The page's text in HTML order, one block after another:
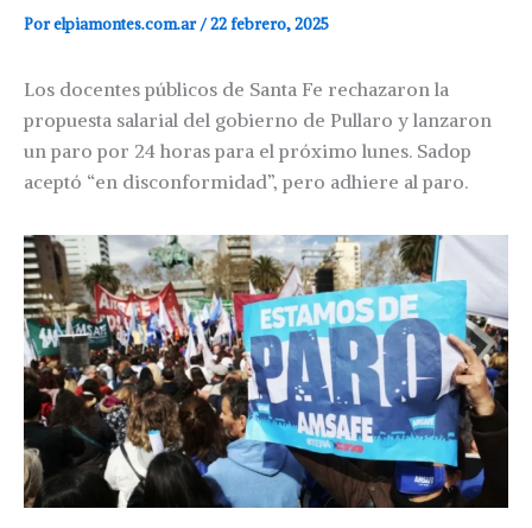
Porelpiamontes.com.ar/22 febrero, 2025
Los docentes públicos de Santa Fe rechazaron la
propuesta salarial del gobierno de Pullaro y lanzaron
un paro por 24 horas para el próximo lunes. Sadop
aceptó “en disconformidad”, pero adhiere al paro.